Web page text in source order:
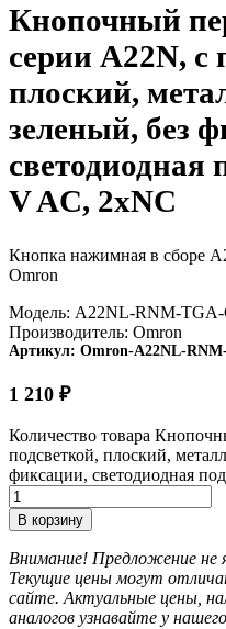
Кнопочный
серии A22N, с
плоский,
зеленый, без
светодиодная
V AC, 2xNC
Кнопка нажимная в сборе
Omron
Модель: A22NL-RNM-TGA-
Производитель: Omron
Артикул: Omron-A22NL-
1 210 ₽
Количество товара
подсветкой, плоский,
фиксации, светодиодная
В корзину
Внимание! Предложение не
Текущие цены могут
сайте. Актуальные цены,
аналогов узнавайте у